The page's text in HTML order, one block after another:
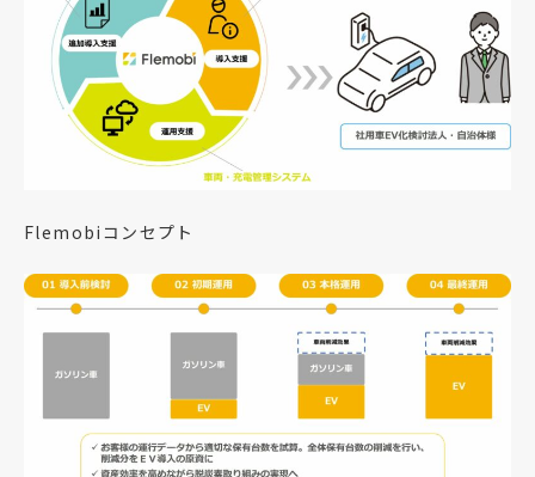
Flemobiコンセプト